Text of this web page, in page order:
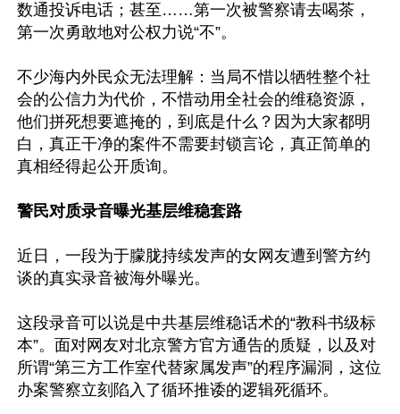
数通投诉电话；甚至……第一次被警察请去喝茶，
第一次勇敢地对公权力说“不”。
不少海内外民众无法理解：当局不惜以牺牲整个社
会的公信力为代价，不惜动用全社会的维稳资源，
他们拼死想要遮掩的，到底是什么？因为大家都明
白，真正干净的案件不需要封锁言论，真正简单的
真相经得起公开质询。
警民对质录音曝光基层维稳套路
近日，一段为于朦胧持续发声的女网友遭到警方约
谈的真实录音被海外曝光。
这段录音可以说是中共基层维稳话术的“教科书级标
本”。面对网友对北京警方官方通告的质疑，以及对
所谓“第三方工作室代替家属发声”的程序漏洞，这位
办案警察立刻陷入了循环推诿的逻辑死循环。